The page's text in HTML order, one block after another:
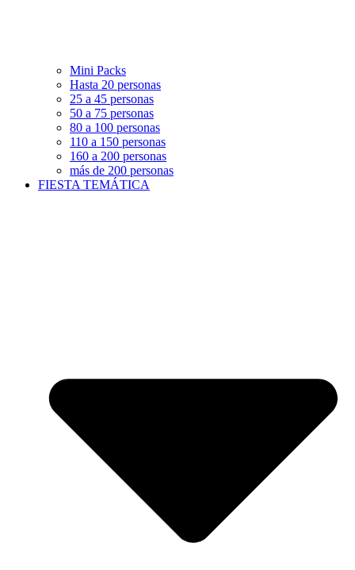
Mini Packs
Hasta 20 personas
25 a 45 personas
50 a 75 personas
80 a 100 personas
110 a 150 personas
160 a 200 personas
más de 200 personas
FIESTA TEMÁTICA